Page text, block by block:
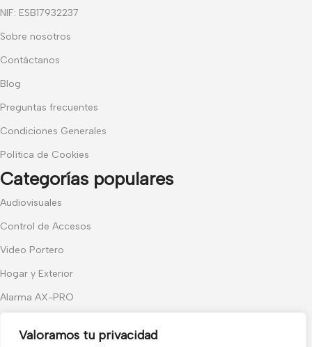
Valoramos tu privacidad
NIF: ESB17932237
Sobre nosotros
Contáctanos
Blog
Preguntas frecuentes
Condiciones Generales
Política de Cookies
Categorías populares
Audiovisuales
Control de Accesos
Video Portero
Hogar y Exterior
Alarma AX-PRO